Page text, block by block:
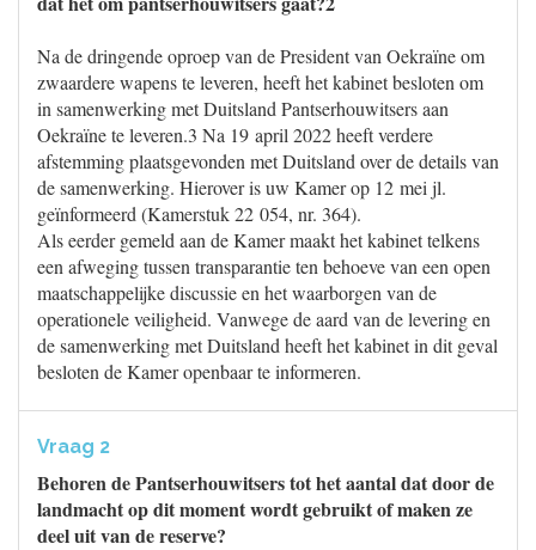
Na de dringende oproep van de President van Oekraïne om
zwaardere wapens te leveren, heeft het kabinet besloten om
in samenwerking met Duitsland Pantserhouwitsers aan
Oekraïne te leveren.3 Na 19 april 2022 heeft verdere
afstemming plaatsgevonden met Duitsland over de details van
de samenwerking. Hierover is uw Kamer op 12 mei jl.
geïnformeerd (Kamerstuk 22 054, nr. 364).
Als eerder gemeld aan de Kamer maakt het kabinet telkens
een afweging tussen transparantie ten behoeve van een open
maatschappelijke discussie en het waarborgen van de
operationele veiligheid. Vanwege de aard van de levering en
de samenwerking met Duitsland heeft het kabinet in dit geval
besloten de Kamer openbaar te informeren.
Vraag 2
Behoren de Pantserhouwitsers tot het aantal dat door de
landmacht op dit moment wordt gebruikt of maken ze
deel uit van de reserve?